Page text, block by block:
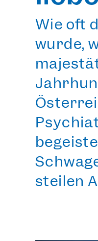
Wie oft
wurde,
steilen